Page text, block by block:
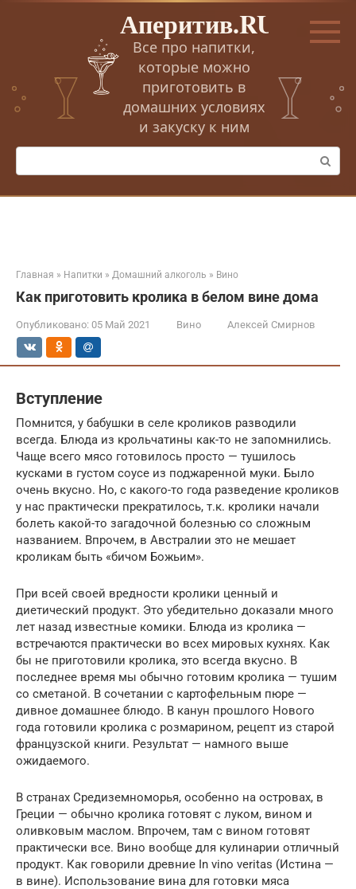
Перейти
Аперитив.RU
Все про напитки,
которые можно
приготовить в
домашних условиях
и закуску к ним
Поиск:
Главная » Напитки » Домашний алкоголь » Вино
Как приготовить кролика в белом вине дома
Опубликовано: 05 Май 2021 Вино Алексей Смирнов
Вступление
Помнится, у бабушки в селе кроликов разводили
всегда. Блюда из крольчатины как-то не запомнились.
Чаще всего мясо готовилось просто — тушилось
кусками в густом соусе из поджаренной муки. Было
очень вкусно. Но, с какого-то года разведение кроликов
у нас практически прекратилось, т.к. кролики начали
болеть какой-то загадочной болезнью со сложным
названием. Впрочем, в Австралии это не мешает
кроликам быть «бичом Божьим».
При всей своей вредности кролики ценный и
диетический продукт. Это убедительно доказали много
лет назад известные комики. Блюда из кролика —
встречаются практически во всех мировых кухнях. Как
бы не приготовили кролика, это всегда вкусно. В
последнее время мы обычно готовим кролика — тушим
со сметаной. В сочетании с картофельным пюре —
дивное домашнее блюдо. В канун прошлого Нового
года готовили кролика с розмарином, рецепт из старой
французской книги. Результат — намного выше
ожидаемого.
В странах Средиземноморья, особенно на островах, в
Греции — обычно кролика готовят с луком, вином и
оливковым маслом. Впрочем, там с вином готовят
практически все. Вино вообще для кулинарии отличный
продукт. Как говорили древние In vino veritas (Истина —
в вине). Использование вина для готовки мяса